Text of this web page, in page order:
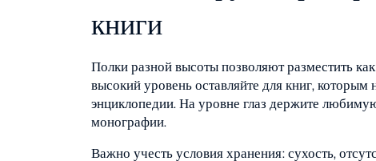
книги
Полки разной высоты позволяют разместить
высокий уровень оставляйте для книг,
энциклопедии. На уровне глаз держите
монографии.
Важно учесть условия хранения: сухость,